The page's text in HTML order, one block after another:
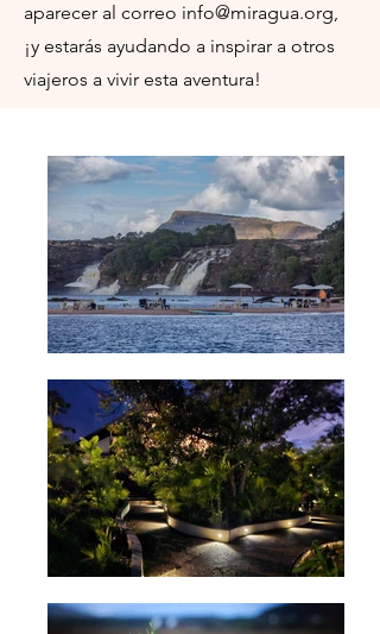
aparecer al correo info@miragua.org,
¡y estarás ayudando a inspirar a otros
viajeros a vivir esta aventura!